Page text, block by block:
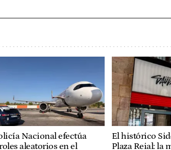
Nacional efectúa
aleatorios en el
El histórico
Plaza Reial: la